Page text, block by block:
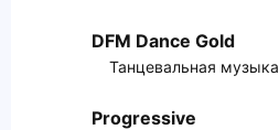
DFM Dance Gold
Танцевальная музыка
Progressive